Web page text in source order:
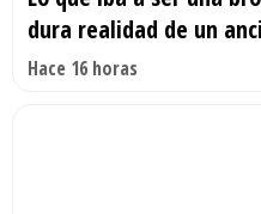
dura realidad de un
Hace 16 horas